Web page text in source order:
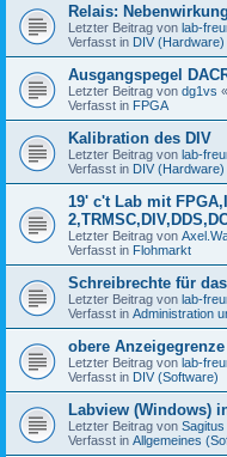
Relais:
Letzter Beitrag von lab-
Verfasst in DIV (Hardware)
Ausgangspegel
Letzter Beitrag von dg1vs «
Verfasst in FPGA
Kalibration des DIV
Letzter Beitrag von lab-
Verfasst in DIV (Hardware)
19' c't Lab mit
Letzter Beitrag von
Verfasst in Flohmarkt
Schreibrechte für
Letzter Beitrag von lab-
Verfasst in Administration
obere
Letzter Beitrag von lab-
Verfasst in DIV (Software)
Labview (Windows)
Letzter Beitrag von Sagitus
Verfasst in Allgemeines